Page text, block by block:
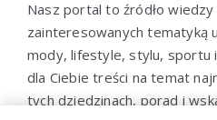
Nasz portal to źródło
zainteresowanych tematyką
mody, lifestyle, stylu,
dla Ciebie treści na temat
tych dziedzinach, porad i